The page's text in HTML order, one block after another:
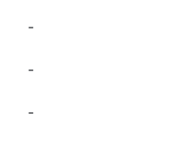
-
-
-